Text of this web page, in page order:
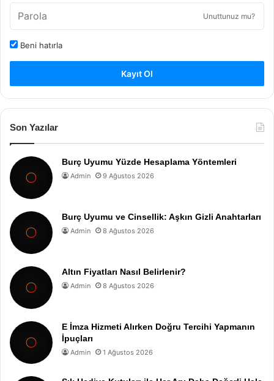
Unuttunuz mu?
Beni hatırla
Kayıt Ol
Son Yazılar
Burç Uyumu Yüzde Hesaplama Yöntemleri
Admin 9 Ağustos 2026
Burç Uyumu ve Cinsellik: Aşkın Gizli Anahtarları
Admin 8 Ağustos 2026
Altın Fiyatları Nasıl Belirlenir?
Admin 8 Ağustos 2026
E İmza Hizmeti Alırken Doğru Tercihi Yapmanın
İpuçları
Admin 1 Ağustos 2026